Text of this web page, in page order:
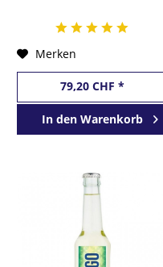
Merken
79,20 CHF *
In den Warenkorb